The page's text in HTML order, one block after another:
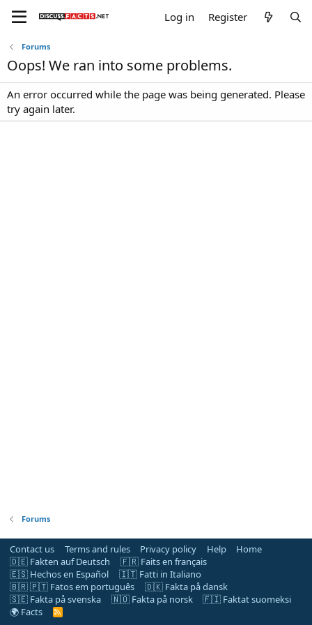
Log in Register
Forums
Oops! We ran into some problems.
An error occurred while the page was being generated. Please
try again later.
Forums
Contact us Terms and rules Privacy policy Help
Home
🇩🇪 Fakten auf Deutsch
🇫🇷 Faits en français
🇪🇸 Hechos en Español
🇮🇹 Fatti in Italiano
🇧🇷 🇵🇹 Fatos em português
🇩🇰 Fakta på dansk
🇸🇪 Fakta på svenska
🇳🇴 Fakta på norsk
🇫🇮 Faktat suomeksi
🌍 Facts
R